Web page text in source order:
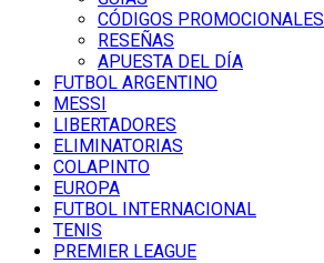
CÓDIGOS PROMOCIONALES
RESEÑAS
APUESTA DEL DÍA
FUTBOL ARGENTINO
MESSI
LIBERTADORES
ELIMINATORIAS
COLAPINTO
EUROPA
FUTBOL INTERNACIONAL
TENIS
PREMIER LEAGUE